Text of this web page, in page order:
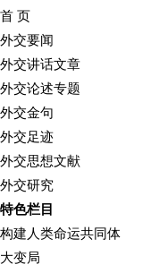
首 页
外交要闻
外交讲话文章
外交论述专题
外交金句
外交足迹
外交思想文献
外交研究
特色栏目
构建人类命运共同体
大变局